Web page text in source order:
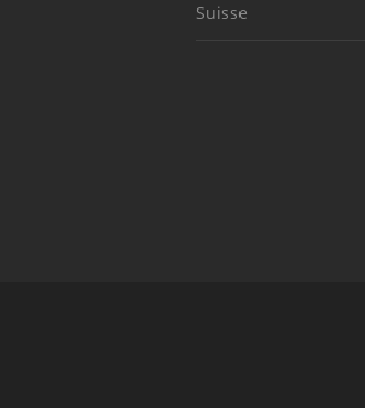
Suisse